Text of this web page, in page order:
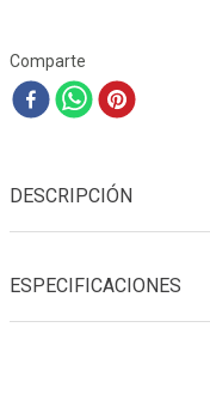
Comparte
DESCRIPCIÓN
ESPECIFICACIONES